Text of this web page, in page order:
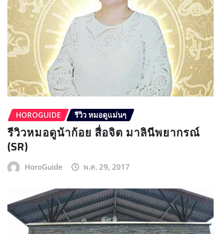
HOROGUIDE รีวิว หมอดูแม่นๆ
รีวิวหมอดูน้าก้อย สื่อจิต มาลินีพยากรณ์
(SR)
HoroGuide พ.ค. 29, 2017